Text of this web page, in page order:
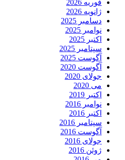
فوریه 2026
ژانویه 2026
دسامبر 2025
نوامبر 2025
اکتبر 2025
سپتامبر 2025
آگوست 2025
آگوست 2020
جولای 2020
می 2020
اکتبر 2019
نوامبر 2016
اکتبر 2016
سپتامبر 2016
آگوست 2016
جولای 2016
ژوئن 2016